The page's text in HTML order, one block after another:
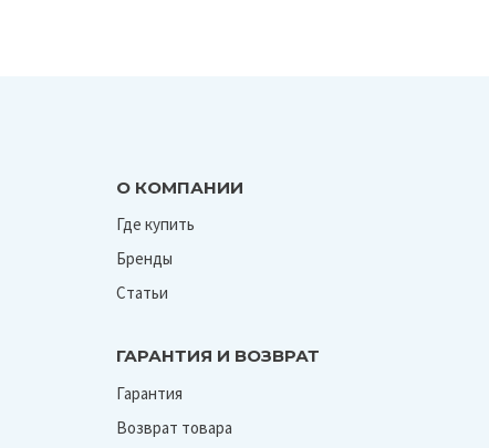
О КОМПАНИИ
Где купить
Бренды
Статьи
ГАРАНТИЯ И ВОЗВРАТ
Гарантия
Возврат товара